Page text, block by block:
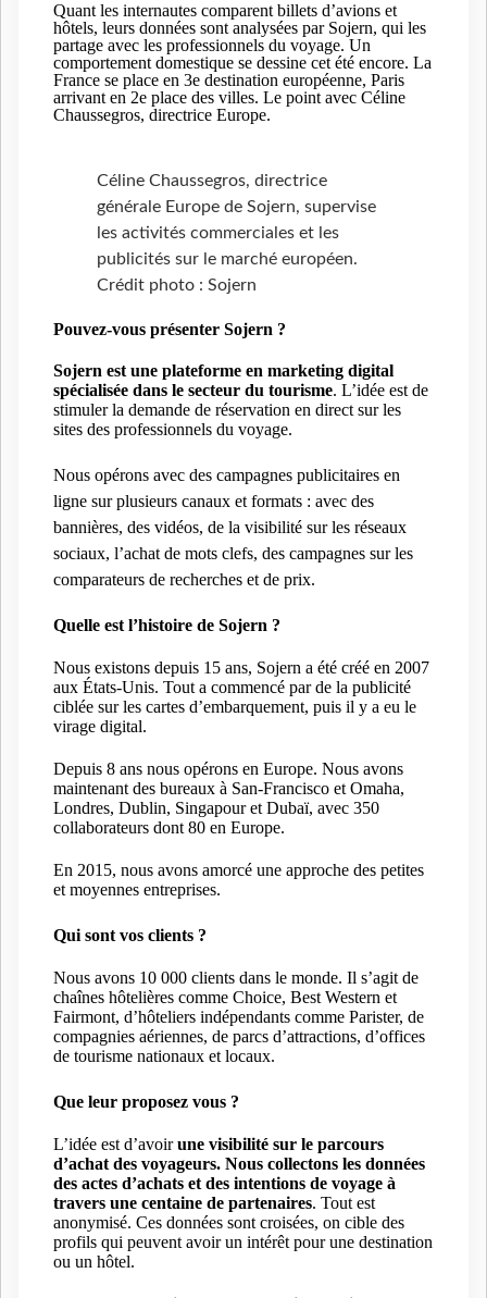
Quant les internautes comparent billets d’avions et
hôtels, leurs données sont analysées par Sojern, qui les
partage avec les professionnels du voyage. Un
comportement domestique se dessine cet été encore. La
France se place en 3e destination européenne, Paris
arrivant en 2e place des villes. Le point avec Céline
Chaussegros, directrice Europe.
Céline Chaussegros, directrice
générale Europe de Sojern, supervise
les activités commerciales et les
publicités sur le marché européen.
Crédit photo : Sojern
Pouvez-vous présenter Sojern ?
Sojern est une plateforme en marketing digital
spécialisée dans le secteur du tourisme. L’idée est de
stimuler la demande de réservation en direct sur les
sites des professionnels du voyage.
Nous opérons avec des campagnes publicitaires en
ligne sur plusieurs canaux et formats : avec des
bannières, des vidéos, de la visibilité sur les réseaux
sociaux, l’achat de mots clefs, des campagnes sur les
comparateurs de recherches et de prix.
Quelle est l’histoire de Sojern ?
Nous existons depuis 15 ans, Sojern a été créé en 2007
aux États-Unis. Tout a commencé par de la publicité
ciblée sur les cartes d’embarquement, puis il y a eu le
virage digital.
Depuis 8 ans nous opérons en Europe. Nous avons
maintenant des bureaux à San-Francisco et Omaha,
Londres, Dublin, Singapour et Dubaï, avec 350
collaborateurs dont 80 en Europe.
En 2015, nous avons amorcé une approche des petites
et moyennes entreprises.
Qui sont vos clients ?
Nous avons 10 000 clients dans le monde. Il s’agit de
chaînes hôtelières comme Choice, Best Western et
Fairmont, d’hôteliers indépendants comme Parister, de
compagnies aériennes, de parcs d’attractions, d’offices
de tourisme nationaux et locaux.
Que leur proposez vous ?
L’idée est d’avoirune visibilité sur le parcours
d’achat des voyageurs. Nous collectons les données
des actes d’achats et des intentions de voyage à
travers une centaine de partenaires. Tout est
anonymisé. Ces données sont croisées, on cible des
profils qui peuvent avoir un intérêt pour une destination
ou un hôtel.